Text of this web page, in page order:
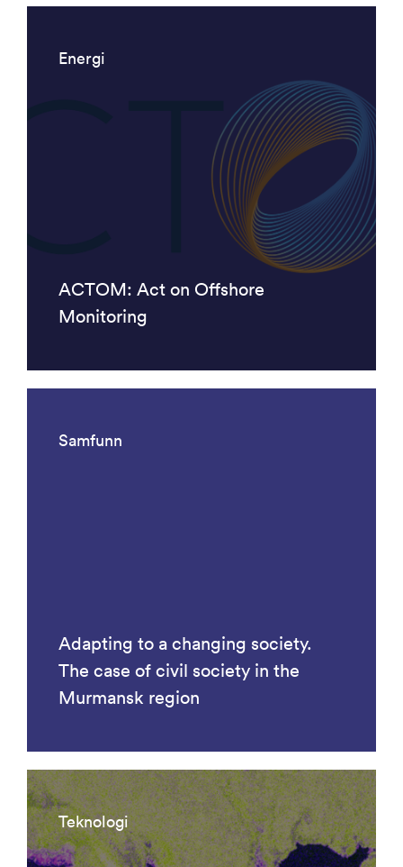
Energi
ACTOM: Act on Offshore
Monitoring
Samfunn
Adapting to a changing society.
The case of civil society in the
Murmansk region
Teknologi